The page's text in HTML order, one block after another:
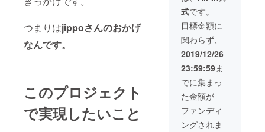
つまりはjippoさんのおかげ
なんです。
このプロジェクト
で実現したいこと
内以外
は交通
費もお
願いし
ます。
す。 イ
メージ
写真は
過去の
私の作
品で
す。 額
装のイ
メージ
です！
ので構
いませ
ん＾＾
一緒に
この作
品の一
部に
なって
いただ
けたら
嬉しい
です！
（写真
はイ
式です。
目標金額に
関わらず、
2019/12/26
23:59:59ま
でに集まっ
た金額が
ファンディ
ングされま